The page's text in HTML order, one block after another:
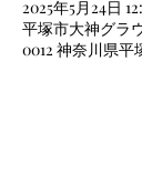
2025年5月24日
平塚市大神グラ
0012 神奈川県平